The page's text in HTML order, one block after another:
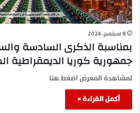
8 سبتمبر، 2024
بمناسبة الذكرى السادسة
جمهورية كوريا الديمقراطية
لمشاهدة المعرض اضغط هنا
أكمل القراءة »